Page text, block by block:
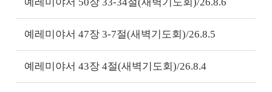
예레미야서 47장 3-7절(새벽기도회)/26.8.5
예레미야서 43장 4절(새벽기도회)/26.8.4